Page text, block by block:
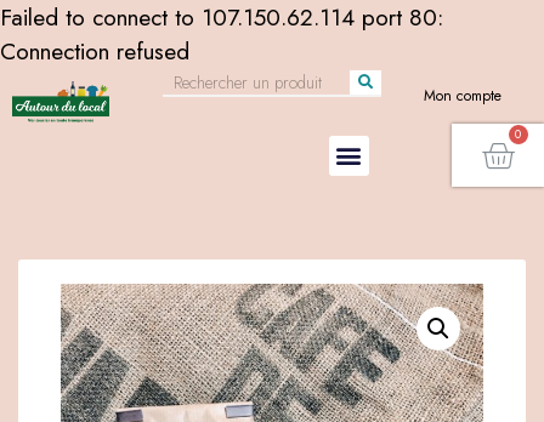
Failed to connect to 107.150.62.114 port 80:
Connection refused
Mon compte